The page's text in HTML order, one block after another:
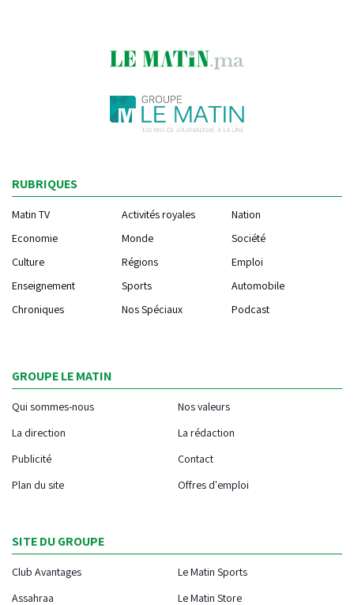
RUBRIQUES
Matin TV Activités royales
Nation
Economie
Monde
Société
Culture
Régions
Emploi
Enseignement
Sports
Automobile
Chroniques
Nos Spéciaux Podcast
GROUPE LE MATIN
Qui sommes-nous
Nos valeurs
La direction
La rédaction
Publicité
Contact
Plan du site
Offres d'emploi
SITE DU GROUPE
Club Avantages
Le Matin Sports
Assahraa
Le Matin Store